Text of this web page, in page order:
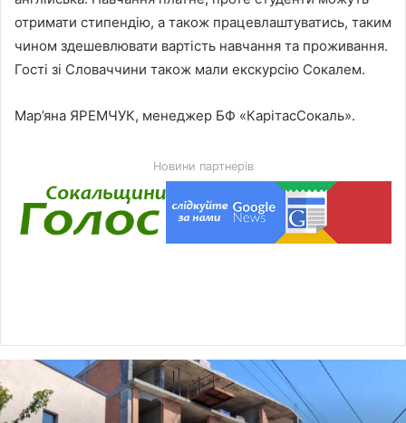
отримати стипендію, а також працевлаштуватись, таким
чином здешевлювати вартість навчання та проживання.
Гості зі Словаччини також мали екскурсію Сокалем.
Мар’яна ЯРЕМЧУК, менеджер БФ «КарітасСокаль».
Новини партнерів